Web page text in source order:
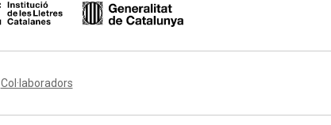
Col·laboradors